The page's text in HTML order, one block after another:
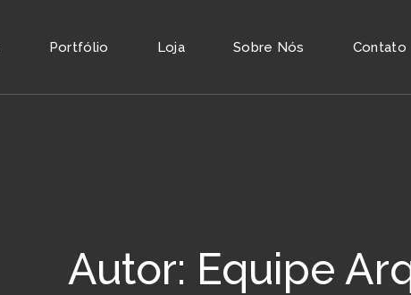
Portfólio Loja Sobre Nós Contato
Autor: Equipe